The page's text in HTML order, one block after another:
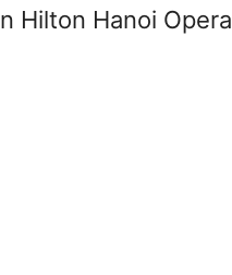
Hilton Hanoi Opera